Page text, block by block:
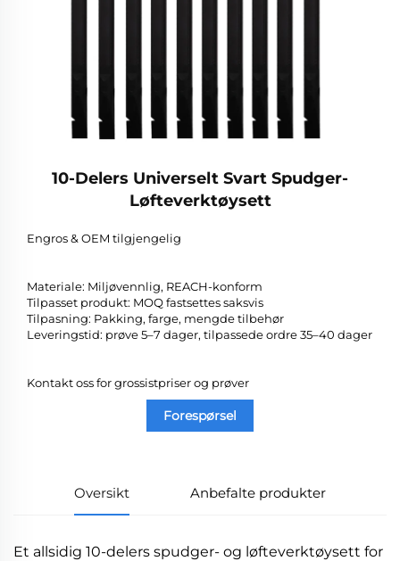
10-Delers Universelt Svart Spudger-
Løfteverktøysett
Engros & OEM tilgjengelig
Materiale: Miljøvennlig, REACH-konform
Tilpasset produkt: MOQ fastsettes saksvis
Tilpasning: Pakking, farge, mengde tilbehør
Leveringstid: prøve 5–7 dager, tilpassede ordre 35–40 dager
Kontakt oss for grossistpriser og prøver
Forespørsel
Oversikt Anbefalte produkter
Et allsidig 10-delers spudger- og løfteverktøysett for